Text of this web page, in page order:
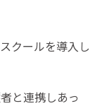
クールを導入し
と連携しあっ